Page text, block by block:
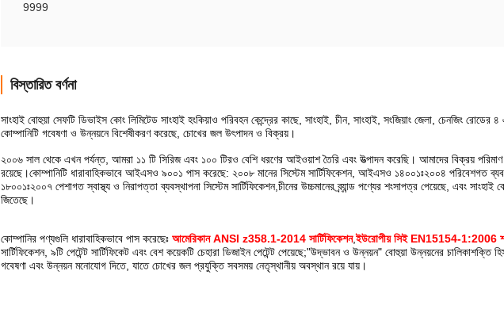
9999
বিস্তারিত বর্ণনা
সাংহাই বোহুয়া সেফটি ডিভাইস কোং লিমিটেড সাংহাই হংকিয়াও পরিবহন কেন্দ্রের কাছে, সাংহাই, চীন, সাংহাই, সংজিয়াং জেলা, চেনজিং
কোম্পানিটি গবেষণা ও উন্নয়নে বিশেষীকরণ করেছে, চোখের জল উৎপাদন ও বিক্রয়।
২০০৬ সাল থেকে এখন পর্যন্ত, আমরা ১১ টি সিরিজ এবং ১০০ টিরও বেশি ধরণের আইওয়াশ তৈরি এবং উত্পাদন করেছি। আমাদের বিক্রয় পরিমাণ
রয়েছে।কোম্পানিটি ধারাবাহিকভাবে আইএসও ৯০০১ পাস করেছে: ২০০৮ মানের সিস্টেম সার্টিফিকেশন, আইএসও ১৪০০১ঃ২০০৪ পরিবেশগত
১৮০০১ঃ২০০৭ পেশাগত স্বাস্থ্য ও নিরাপত্তা ব্যবস্থাপনা সিস্টেম সার্টিফিকেশন,চীনের উচ্চমানের ব্র্যান্ড পণ্যের শংসাপত্র পেয়েছে, এবং
জিতেছে।
কোম্পানির পণ্যগুলি ধারাবাহিকভাবে পাস করেছেঃ আমেরিকান ANSI z358.1-2014 সার্টিফিকেশন,ইউরোপীয় সিই EN15154-1:2006
সার্টিফিকেশন, ৯টি পেটেন্ট সার্টিফিকেট এবং বেশ কয়েকটি চেহারা ডিজাইন পেটেন্ট পেয়েছে;"উদ্ভাবন ও উন্নয়ন" বোহুয়া উন্নয়নের
গবেষণা এবং উন্নয়ন মনোযোগ দিতে, যাতে চোখের জল প্রযুক্তি সবসময় নেতৃস্থানীয় অবস্থান রয়ে যায়।